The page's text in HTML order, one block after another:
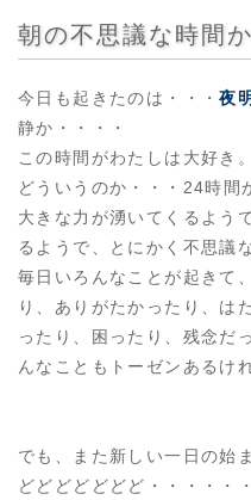
朝の不思議な時間
今日も起きたのは・・・夜
静か・・・・
この時間がわたしは大好き。
どういうのか・・・24時間
大きな力が湧いてくるよう
るようで、とにかく不思議
毎日いろんなことが起きて
り、ありがたかったり、は
ったり、困ったり、残念だ
んなこともトーゼンあるけ
でも、また新しい一日の始
どどどどどどど・・・・・